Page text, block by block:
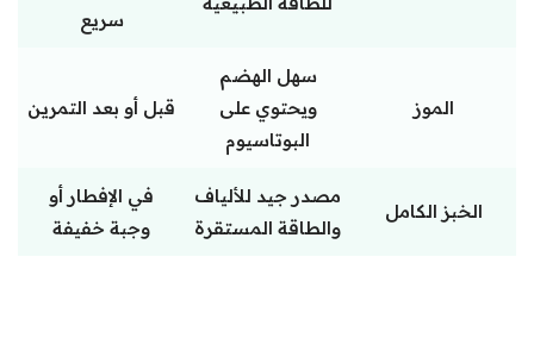
سريع
الموز
سهل الهضم
ويحتوي على
البوتاسيوم
قبل أو بعد التمرين
الخبز الكامل
مصدر جيد للألياف
والطاقة المستقرة
في الإفطار أو
وجبة خفيفة